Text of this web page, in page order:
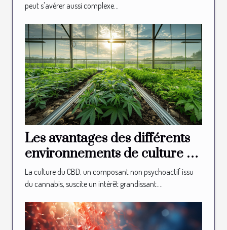
peut s'avérer aussi complexe...
Les avantages des différents
environnements de culture du
CBD
La culture du CBD, un composant non psychoactif issu
du cannabis, suscite un intérêt grandissant....